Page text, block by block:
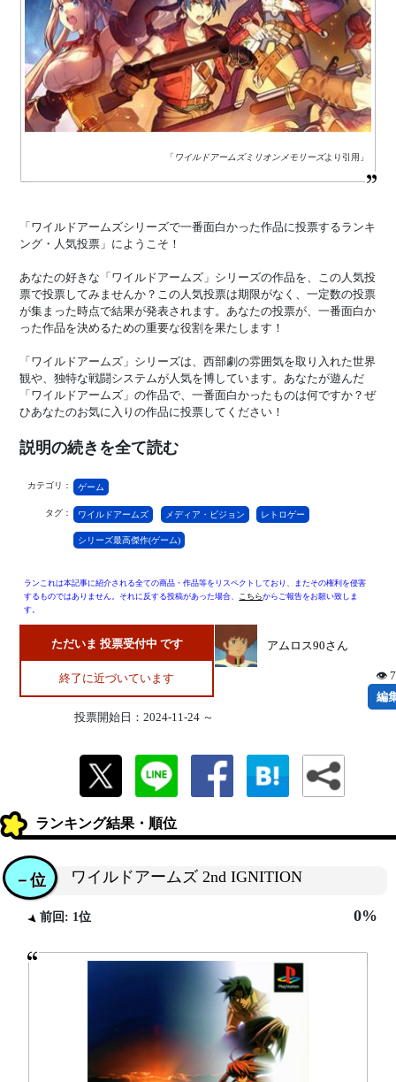
「 ワイルドアームズミリオンメモリーズより引用」
「ワイルドアームズシリーズで一番面白かった作品に投票するランキ
ング・人気投票」にようこそ！
あなたの好きな「ワイルドアームズ」シリーズの作品を、この人気投
票で投票してみませんか？この人気投票は期限がなく、一定数の投票
が集まった時点で結果が発表されます。あなたの投票が、一番面白か
った作品を決めるための重要な役割を果たします！
「ワイルドアームズ」シリーズは、西部劇の雰囲気を取り入れた世界
観や、独特な戦闘システムが人気を博しています。あなたが遊んだ
「ワイルドアームズ」の作品で、一番面白かったものは何ですか？ぜ
ひあなたのお気に入りの作品に投票してください！
説明の続きを全て読む
カテゴリ： ゲーム
タグ： ワイルドアームズ メディア・ビジョン レトロゲー
シリーズ最高傑作(ゲーム)
ランこれは本記事に紹介される全ての商品・作品等をリスペクトしており、またその権利を侵害
するものではありません。それに反する投稿があった場合、 こちらからご報告をお願い致しま
す。
ただいま 投票受付中 です
終了に近づいています
投票開始日：2024-11-24 ～
アムロス90さん
👁
編
ランキング結果・順位
ワイルドアームズ 2nd IGNITION
－位
前回: 1位 0%